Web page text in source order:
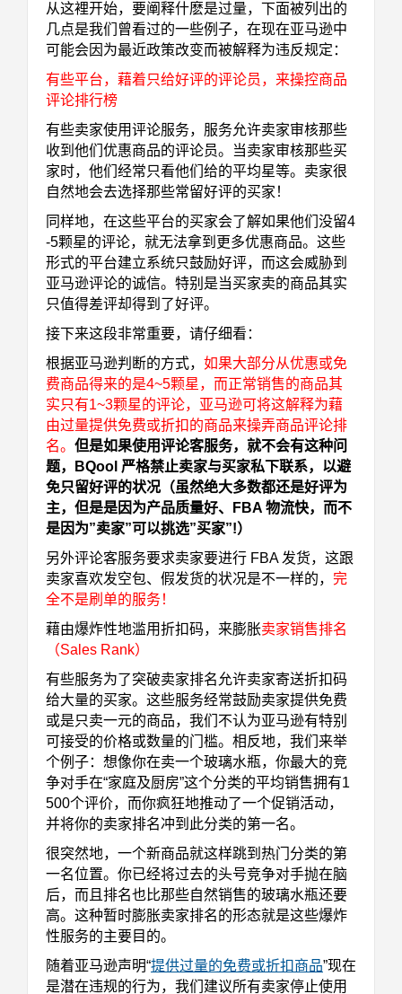
从这裡开始，要阐释什麽是过量，下面被列出的
几点是我们曾看过的一些例子，在现在亚马逊中
可能会因为最近政策改变而被解释为违反规定：
有些平台，藉着只给好评的评论员，来操控商品
评论排行榜
有些卖家使用评论服务，服务允许卖家审核那些
收到他们优惠商品的评论员。当卖家审核那些买
家时，他们经常只看他们给的平均星等。卖家很
自然地会去选择那些常留好评的买家！
同样地，在这些平台的买家会了解如果他们没留4
-5颗星的评论，就无法拿到更多优惠商品。这些
形式的平台建立系统只鼓励好评，而这会威胁到
亚马逊评论的诚信。特别是当买家卖的商品其实
只值得差评却得到了好评。
接下来这段非常重要，请仔细看：
根据亚马逊判断的方式， 如果大部分从优惠或免
费商品得来的是4~5颗星，而正常销售的商品其
实只有1~3颗星的评论，亚马逊可将这解释为藉
由过量提供免费或折扣的商品来操弄商品评论排
名。 但是如果使用评论客服务，就不会有这种问
题，BQool 严格禁止卖家与买家私下联系，以避
免只留好评的状况（虽然绝大多数都还是好评为
主，但是是因为产品质量好、FBA 物流快，而不
是因为”卖家”可以挑选”买家”!）
另外评论客服务要求卖家要进行 FBA 发货，这跟
卖家喜欢发空包、假发货的状况是不一样的， 完
全不是刷单的服务！
藉由爆炸性地滥用折扣码，来膨胀卖家销售排名
（Sales Rank）
有些服务为了突破卖家排名允许卖家寄送折扣码
给大量的买家。这些服务经常鼓励卖家提供免费
或是只卖一元的商品，我们不认为亚马逊有特别
可接受的价格或数量的门槛。相反地，我们来举
个例子：想像你在卖一个玻璃水瓶，你最大的竞
争对手在“家庭及厨房”这个分类的平均销售拥有1
500个评价，而你疯狂地推动了一个促销活动，
并将你的卖家排名冲到此分类的第一名。
很突然地，一个新商品就这样跳到热门分类的第
一名位置。你已经将过去的头号竞争对手抛在脑
后，而且排名也比那些自然销售的玻璃水瓶还要
高。这种暂时膨胀卖家排名的形态就是这些爆炸
性服务的主要目的。
随着亚马逊声明“提供过量的免费或折扣商品”现在
是潜在违规的行为，我们建议所有卖家停止使用